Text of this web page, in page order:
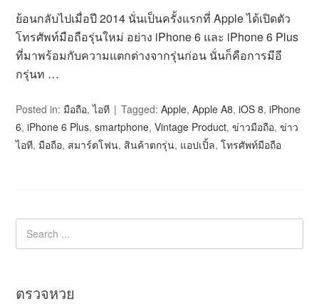
ย้อนกลับไปเมื่อปี 2014 นั่นเป็นครั้งแรกที่ Apple ได้เปิดตัว
โทรศัพท์มือถือรุ่นใหม่ อย่าง iPhone 6 และ iPhone 6 Plus
ที่มาพร้อมกับความแตกต่างจากรุ่นก่อน นั่นก็คือการมีอี
กรุ่นท …
Posted in: มือถือ,ไอที Tagged:Apple,Apple A8,iOS 8,iPhone
6,iPhone 6 Plus,smartphone,Vintage Product,ข่าวมือถือ,ข่าว
ไอที, มือถือ, สมาร์ตโฟน, สินค้าตกรุ่น, แอปเปิ้ล,โทรศัพท์มือถือ
ตรวจหวย